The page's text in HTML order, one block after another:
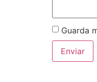
Guarda